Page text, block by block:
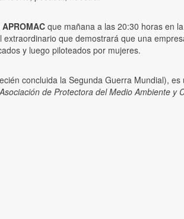
APROMAC que mañana a las 20:30 horas en
que demostrará que una
y luego piloteados por mujeres.
concluida la Segunda Guerra Mundial), es
Asociación de Protectora del Medio Ambiente y